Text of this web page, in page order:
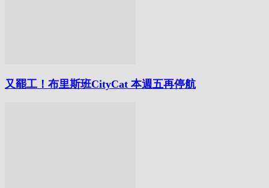
又罷工！布里斯班CityCat 本週五再停航